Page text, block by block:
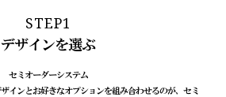
STEP1
デザインを選ぶ
セミオーダーシステム
インとお好きなオプションを組み合わせるのが、セミ